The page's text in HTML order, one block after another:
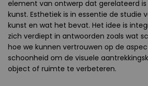
element van ontwerp dat gerelateerd
kunst. Esthetiek is in essentie de studie
kunst en wat het bevat. Het idee is
zich verdiept in antwoorden zoals wat
hoe we kunnen vertrouwen op de
schoonheid om de visuele
object of ruimte te verbeteren.